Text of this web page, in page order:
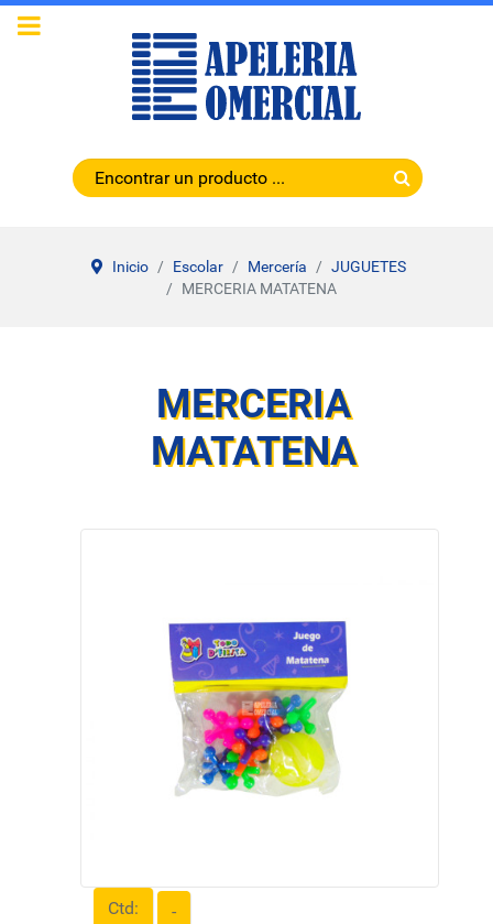
Inicio Escolar Mercería
JUGUETES
MERCERIA MATATENA
MERCERIA
MATATENA
Ctd: -